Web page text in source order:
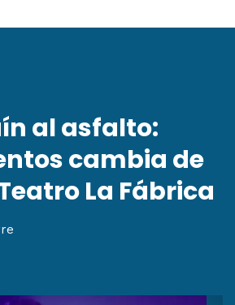
al asfalto:
cambia de
La Fábrica